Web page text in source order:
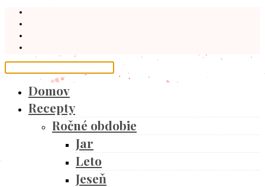
Domov
Recepty
Ročné obdobie
Jar
Leto
Jeseň